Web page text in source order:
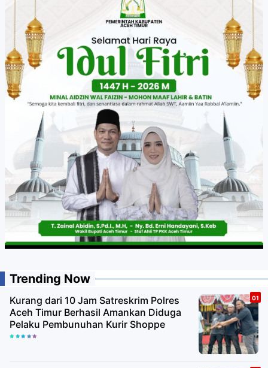
Trending Now
Kurang dari 10 Jam Satreskrim Polres
Aceh Timur Berhasil Amankan Diduga
Pelaku Pembunuhan Kurir Shoppe